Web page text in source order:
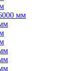
мм